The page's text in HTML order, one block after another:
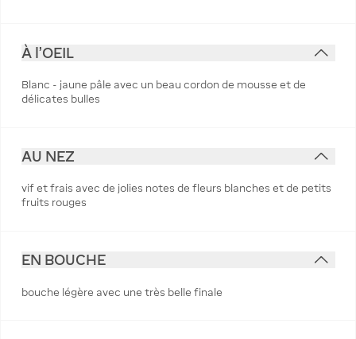
À l'OEIL
Blanc - jaune pâle avec un beau cordon de mousse et de
délicates bulles
AU NEZ
vif et frais avec de jolies notes de fleurs blanches et de petits
fruits rouges
EN BOUCHE
bouche légère avec une très belle finale